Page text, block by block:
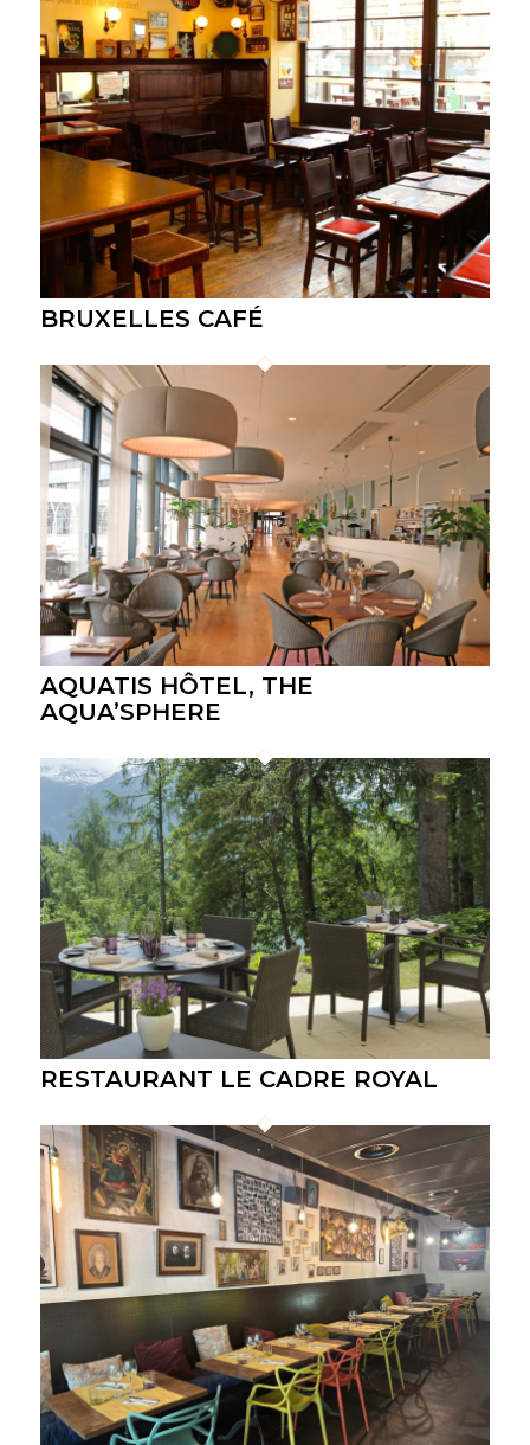
BRUXELLES CAFÉ
AQUATIS HÔTEL, THE
AQUA’SPHERE
RESTAURANT LE CADRE ROYAL